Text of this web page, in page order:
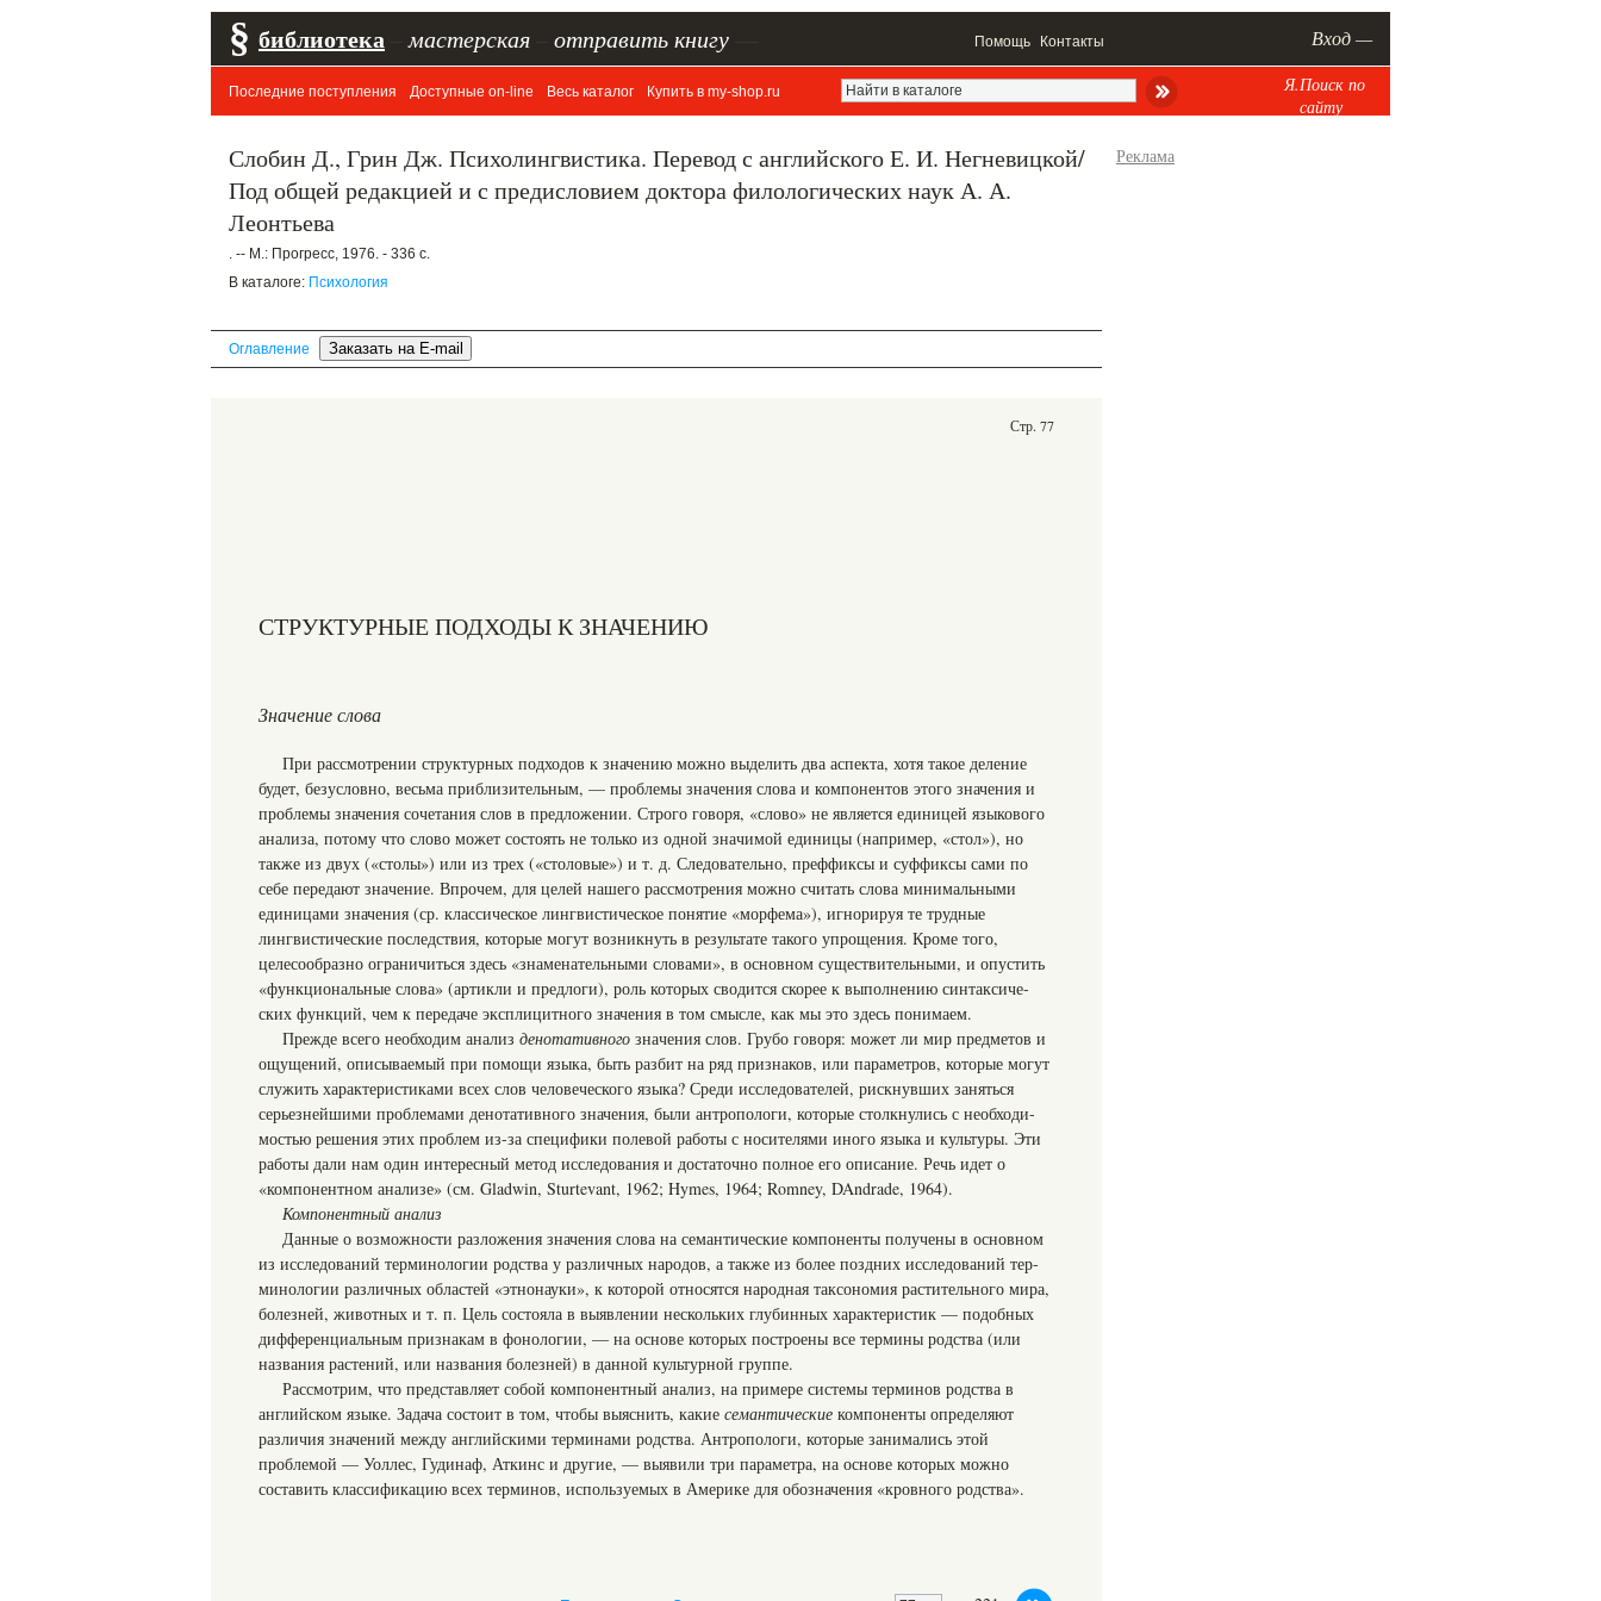
§ библиотека мастерская отправить книгу Помощь Контакты Вход —
Последние поступления Доступные on-line Весь каталог Купить в my-shop.ru
Я.Поиск по
сайту
Слобин Д., Грин Дж. Психолингвистика. Перевод с английского Е. И. Негневицкой/
Под общей редакцией и с предисловием доктора филологических наук А. А.
Леонтьева
. -- М.: Прогресс, 1976. - 336 с.
В каталоге: Психология
Оглавление
Стр. 77
СТРУКТУРНЫЕ ПОДХОДЫ К ЗНАЧЕНИЮ
Значение слова
При рассмотрении структурных подходов к значению можно выделить два аспекта, хотя такое деление
будет, безусловно, весьма приблизительным, — проблемы зна­чения слова и компонентов этого значения и
проблемы значения сочетания слов в предложении. Строго говоря, «слово» не является единицей языкового
анализа, по­тому что слово может состоять не только из одной зна­чимой единицы (например, «стол»), но
также из двух («столы») или из трех («столовые») и т. д. Следовательно, преффиксы и суффиксы сами по
себе передают зна­чение. Впрочем, для целей нашего рассмотрения можно считать слова минимальными
единицами значения (ср. классическое лингвистическое понятие «морфема»), иг­норируя те трудные
лингвистические последствия, кото­рые могут возникнуть в результате такого упрощения. Кроме того,
целесообразно ограничиться здесь «знамена­тельными словами», в основном существительными, и опустить
«функциональные слова» (артикли и предлоги), роль которых сводится скорее к выполнению синтаксиче­
ских функций, чем к передаче эксплицитного значения в том смысле, как мы это здесь понимаем.
Прежде всего необходим анализ денотативного зна­чения слов. Грубо говоря: может ли мир предметов и
ощущений, описываемый при помощи языка, быть раз­бит на ряд признаков, или параметров, которые могут
служить характеристиками всех слов человеческого языка? Среди исследователей, рискнувших заняться
серьезнейшими проблемами денотативного значения, были антропологи, которые столкнулись с необходи­
мостью решения этих проблем из-за специфики полевой работы с носителями иного языка и культуры. Эти
ра­боты дали нам один интересный метод исследования и достаточно полное его описание. Речь идет о
«компо­нентном анализе» (см. Gladwin, Sturtevant, 1962; Hymes, 1964; Romney, DAndrade, 1964).
Компонентный анализ
Данные о возможности разложения значения слова на семантические компоненты получены в основном
из исследований терминологии родства у различных наро­дов, а также из более поздних исследований тер­
минологии различных областей «этнонауки», к которой относятся народная таксономия растительного мира,
болезней, животных и т. п. Цель состояла в выявлении нескольких глубинных характеристик — подобных
диф­ференциальным признакам в фонологии, — на основе которых построены все термины родства (или
названия растений, или названия болезней) в данной культурной группе.
Рассмотрим, что представляет собой компонентный анализ, на примере системы терминов родства в
английском языке. Задача состоит в том, чтобы выяснить, какие семантические компоненты определяют
различия значений между английскими терминами родства. Антропологи, которые занимались этой
проблемой — Уоллес, Гудинаф, Аткинс и другие, — выявили три параметра, на основе которых можно
составить класси­фикацию всех терминов, используемых в Америке для обозначения «кровного родства».
Реклама